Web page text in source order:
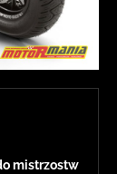
mistrzostw